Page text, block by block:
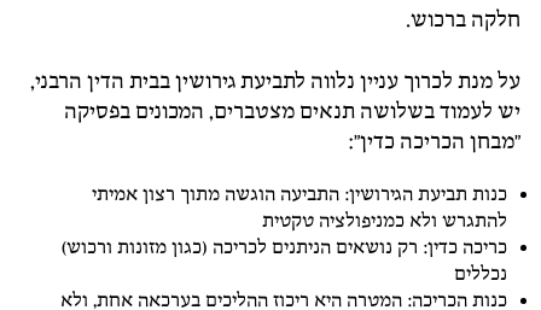
חלקה ברכוש.
על מנת לכרוך עניין נלווה לתביעת גירושין בבית הדין הרבני,
יש לעמוד בשלושה תנאים מצטברים, המכונים בפסיקה
"מבחן הכריכה כדין":
כנות תביעת הגירושין: התביעה הוגשה מתוך רצון אמיתי
להתגרש ולא כמניפולציה טקטית
כריכה כדין: רק נושאים הניתנים לכריכה (כגון מזונות ורכוש)
נכללים
כנות הכריכה: המטרה היא ריכוז ההליכים בערכאה אחת, ולא